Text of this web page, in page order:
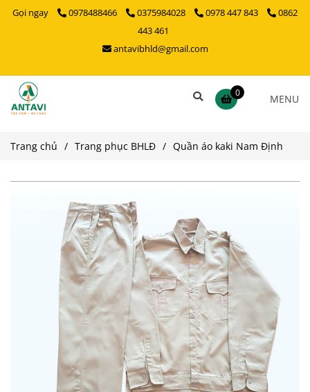
Gọi ngay 0978488466 0375984028 0978 447 843
0862
443 461
antavibhld@gmail.com
0 MENU
Trang chủ / Trang phục BHLĐ / Quần áo kaki Nam Định